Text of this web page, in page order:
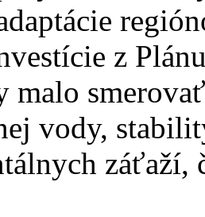
z
malo
vody,
záťaží,